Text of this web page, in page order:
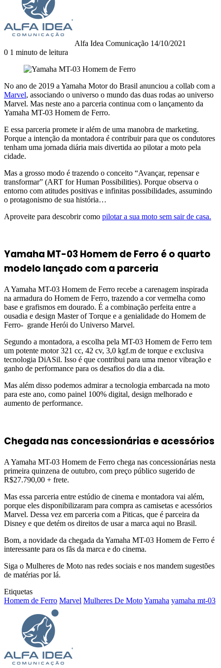
Alfa Idea Comunicação 14/10/2021
0 1 minuto de leitura
No ano de 2019 a Yamaha Motor do Brasil anunciou a collab com a
Marvel, associando o universo o mundo das duas rodas ao universo
Marvel. Mas neste ano a parceria continua com o lançamento da
Yamaha MT-03 Homem de Ferro.
E essa parceria promete ir além de uma manobra de marketing.
Porque a intenção da montadora é contribuir para que os condutores
tenham uma jornada diária mais divertida ao pilotar a moto pela
cidade.
Mas a grosso modo é trazendo o conceito “Avançar, repensar e
transformar” (ART for Human Possibilities). Porque observa o
entorno com atitudes positivas e infinitas possibilidades, assumindo
o protagonismo de sua história…
Aproveite para descobrir como pilotar a sua moto sem sair de casa.
Yamaha MT-03 Homem de Ferro é o quarto
modelo lançado com a parceria
A Yamaha MT-03 Homem de Ferro recebe a carenagem inspirada
na armadura do Homem de Ferro, trazendo a cor vermelha como
base e grafismos em dourado. É a combinação perfeita entre a
ousadia e design Master of Torque e a genialidade do Homem de
Ferro- grande Herói do Universo Marvel.
Segundo a montadora, a escolha pela MT-03 Homem de Ferro tem
um potente motor 321 cc, 42 cv, 3,0 kgf.m de torque e exclusiva
tecnologia DiASil. Isso é que contribui para uma menor vibração e
ganho de performance para os desafios do dia a dia.
Mas além disso podemos admirar a tecnologia embarcada na moto
para este ano, como painel 100% digital, design melhorado e
aumento de performance.
Chegada nas concessionárias e acessórios
A Yamaha MT-03 Homem de Ferro chega nas concessionárias nesta
primeira quinzena de outubro, com preço público sugerido de
R$27.790,00 + frete.
Mas essa parceria entre estúdio de cinema e montadora vai além,
porque eles disponibilizaram para compra as camisetas e acessórios
Marvel. Dessa vez em parceria com a Piticas, que é parceira da
Disney e que detém os direitos de usar a marca aqui no Brasil.
Bom, a novidade da chegada da Yamaha MT-03 Homem de Ferro é
interessante para os fãs da marca e do cinema.
Siga o Mulheres de Moto nas redes sociais e nos mandem sugestões
de matérias por lá.
Etiquetas
Homem de Ferro Marvel Mulheres De MotoYamaha yamaha mt-03